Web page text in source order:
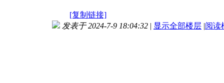
[复制链接]
发表于 2024-7-9 18:04:32 | 显示全部楼层 |阅读